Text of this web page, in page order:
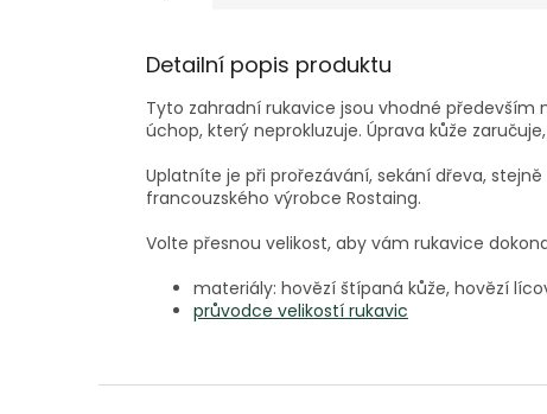
Detailní popis produktu
Tyto zahradní rukavice jsou vhodné především
úchop, který neprokluzuje. Úprava kůže
Uplatníte je při prořezávání, sekání dřeva,
francouzského výrobce Rostaing.
Volte přesnou velikost, aby vám rukavice
materiály: hovězí štípaná kůže, hovězí
průvodce velikostí rukavic